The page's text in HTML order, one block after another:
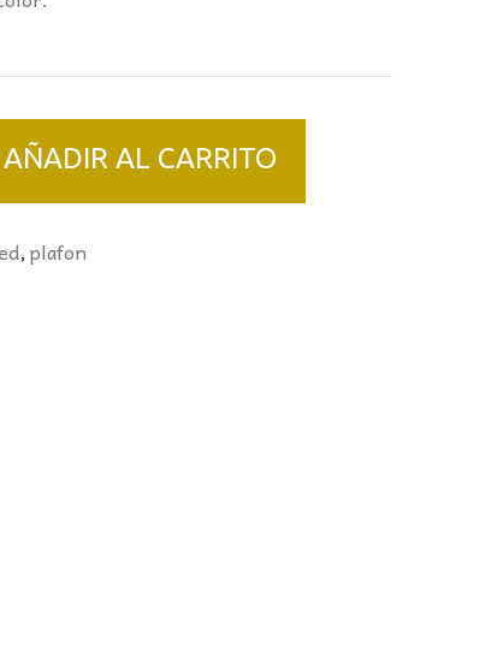
AÑADIR AL CARRITO
,plafon